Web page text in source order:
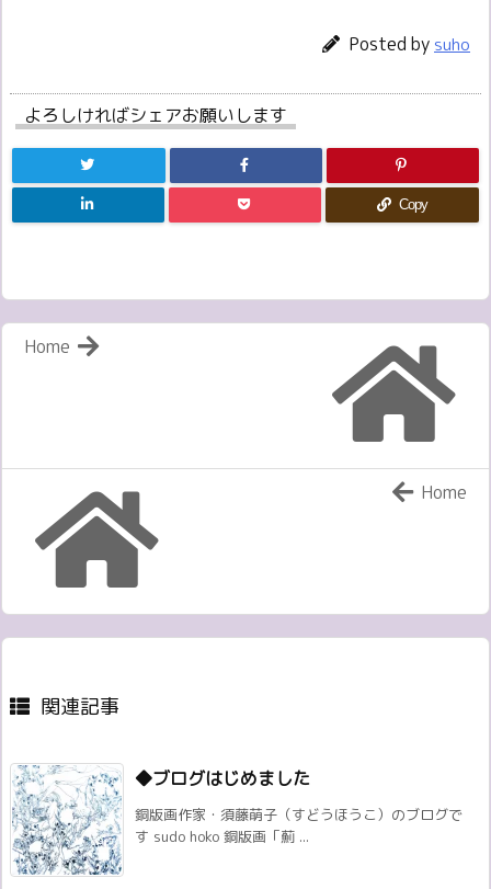
Posted by suho
よろしければシェアお願いします
Copy
Home
Home
関連記事
◆ブログはじめました
銅版画作家・須藤萌子（すどうほうこ）のブログで
す sudo hoko 銅版画「薊 ...